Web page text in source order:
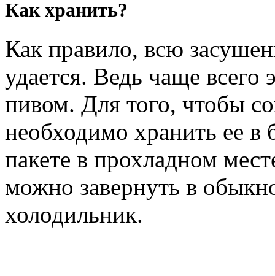
Как хранить?
Как правило, всю
удается. Ведь чаще всего
пивом. Для того, чтобы
необходимо хранить ее
пакете в прохладном
можно завернуть в
холодильник.